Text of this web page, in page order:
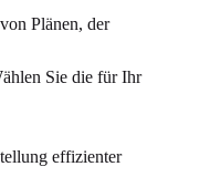
Plänen, der
Sie die für Ihr
effizienter